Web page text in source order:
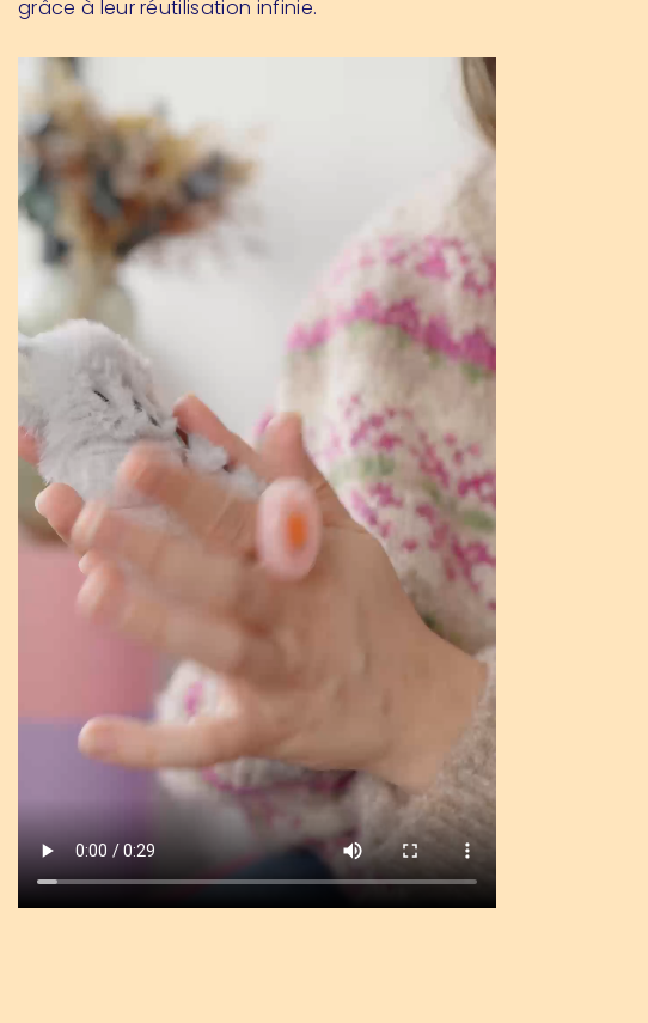
grâce à leur réutilisation infinie.